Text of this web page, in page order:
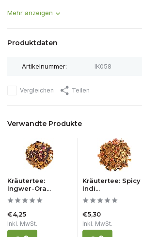
Mehr anzeigen
Produktdaten
Artikelnummer: IK058
Vergleichen Teilen
Verwandte Produkte
Kräutertee:
Ingwer-Ora...
€4,25
Inkl. MwSt.
Kräutertee: Spicy
Indi...
€5,30
Inkl. MwSt.